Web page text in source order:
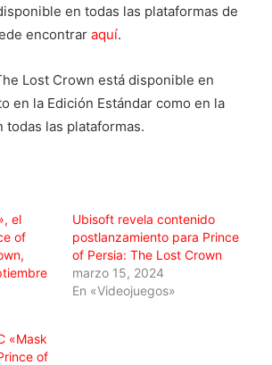
en todas las plataformas de
encontrar aquí.
Lost Crown está disponible en
en la Edición Estándar como en la
todas las plataformas.
el
of
Ubisoft revela contenido
postlanzamiento para Prince
of Persia: The Lost Crown
marzo 15, 2024
En «Videojuegos»
«Mask
of